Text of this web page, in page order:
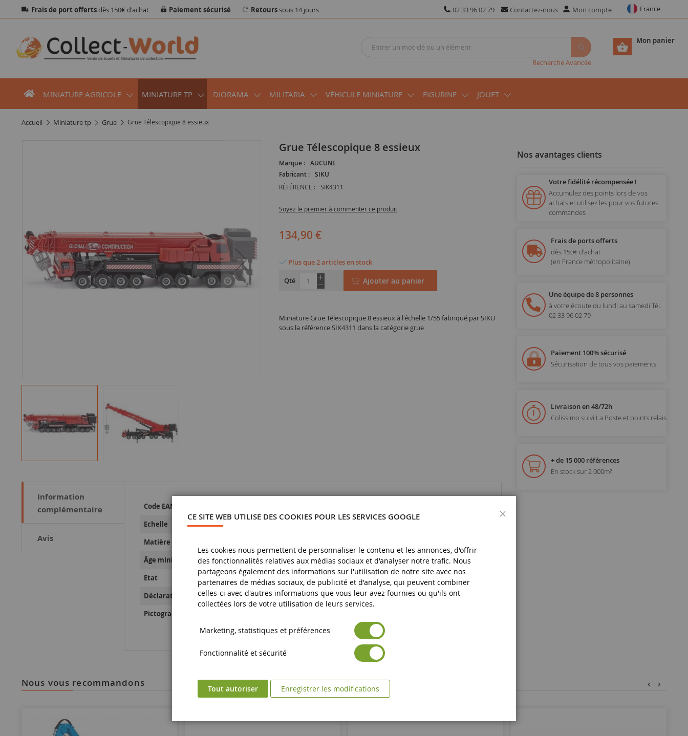
Frais de port offertsdès 150€ d'achat Paiement sécurisé Retourssous 14 jours 02 33 96 02 79 Contactez-nous Mon compte France
Mon panier
Recherche Avancée
MINIATURE AGRICOLE MINIATURE TP DIORAMA MILITARIA VÉHICULE MINIATURE FIGURINE JOUET
accueil miniature tp grue Grue Télescopique 8 essieux
Grue Télescopique 8 essieux
Marque :
AUCUNE
Fabricant :
SIKU
RÉFÉRENCE : SIK4311
Soyez le premier à commenter ce produit
134,90 €
Plus que 2 articles en stock
Qté
Ajouter au panier
Miniature Grue Télescopique 8 essieux à l'échelle 1/55 fabriqué par SIKU
sous la référence SIK4311 dans la catégorie grue
Information
complémentaire
Avis
d’information
Code EAN
Echelle 1/55
Matière
Âge minimum 3 ans et plus
Etat Neuf
Déclaration de Sécurité des produits Avertissement : ne convient pas aux enfants de moins de 3 ans.
Pictogramme de sécurité
Nos avantages clients
Votre fidélité récompensée !
Accumulez des points lors de vos
achats et utilisez les pour vos futures
commandes
Frais de ports offerts
dès 150€ d'achat
(en France métropolitaine)
Une équipe de 8 personnes
à votre écoute du lundi au samedi Tél.
02 33 96 02 79
Paiement 100% sécurisé
Sécurisation de tous vos paiements
Livraison en 48/72h
Colissimo suivi La Poste et points relais
+ de 15 000 références
En stock sur 2 000m²
nous vous recommandons ‹ ›
CE SITE WEB UTILISE DES COOKIES POUR LES SERVICES GOOGLE
Les cookies nous permettent de personnaliser le contenu et les annonces, d'offrir
des fonctionnalités relatives aux médias sociaux et d'analyser notre trafic. Nous
partageons également des informations sur l'utilisation de notre site avec nos
partenaires de médias sociaux, de publicité et d'analyse, qui peuvent combiner
celles-ci avec d'autres informations que vous leur avez fournies ou qu'ils ont
collectées lors de votre utilisation de leurs services.
Marketing, statistiques et préférences
Fonctionnalité et sécurité
Tout autoriser Enregistrer les modifications